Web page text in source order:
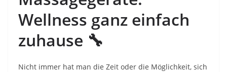
Wellness ganz einfach
zuhause 🔧
Nicht immer hat man die Zeit oder die Möglichkeit, sich